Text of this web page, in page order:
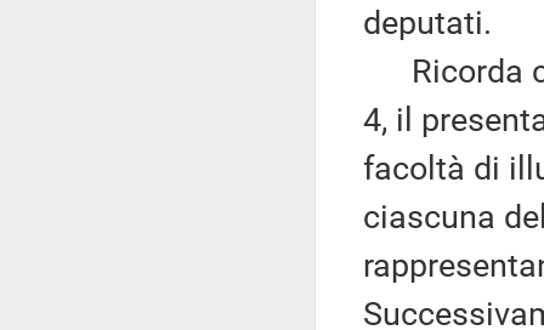
deputati.
Ricorda
4, il
facoltà di
ciascuna